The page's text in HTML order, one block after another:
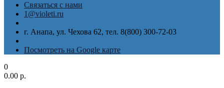
Связаться с нами
1@violeti.ru
г. Анапа, ул. Чехова 62, тел. 8(800) 300-72-03
Посмотреть на Google карте
0
0.00 р.